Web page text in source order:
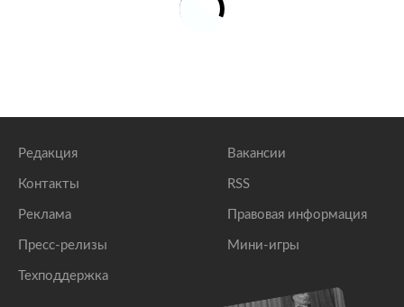
Редакция
Контакты
Реклама
Пресс-релизы
Техподдержка
Вакансии
RSS
Правовая информация
Мини-игры